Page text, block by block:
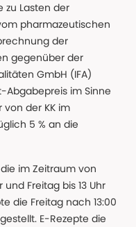
zu Lasten der
pharmazeutischen
der
gegenüber der
GmbH (IFA)
im Sinne
von der KK im
5 % an die
im Zeitraum von
Freitag bis 13 Uhr
die Freitag nach 13:00
E-Rezepte die